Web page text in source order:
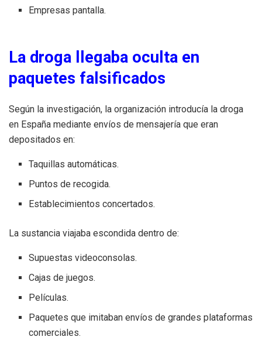
Empresas pantalla.
La droga llegaba oculta en
paquetes falsificados
Según la investigación, la organización introducía la droga
en España mediante envíos de mensajería que eran
depositados en:
Taquillas automáticas.
Puntos de recogida.
Establecimientos concertados.
La sustancia viajaba escondida dentro de:
Supuestas videoconsolas.
Cajas de juegos.
Películas.
Paquetes que imitaban envíos de grandes plataformas
comerciales.